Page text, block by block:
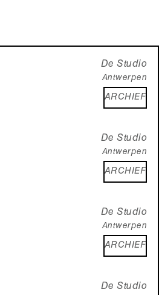
De Studio
Antwerpen
ARCHIEF
De Studio
Antwerpen
ARCHIEF
De Studio
Antwerpen
ARCHIEF
De Studio